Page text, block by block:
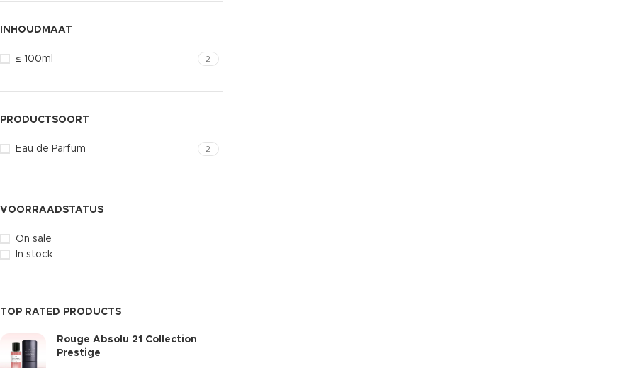
INHOUDMAAT
≤ 100ml 2
PRODUCTSOORT
Eau de Parfum 2
VOORRAADSTATUS
On sale
In stock
TOP RATED PRODUCTS
Rouge Absolu 21 Collection
Prestige